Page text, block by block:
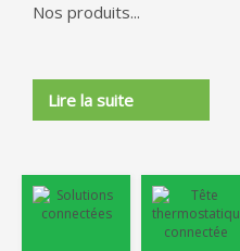
Nos produits...
Lire la suite